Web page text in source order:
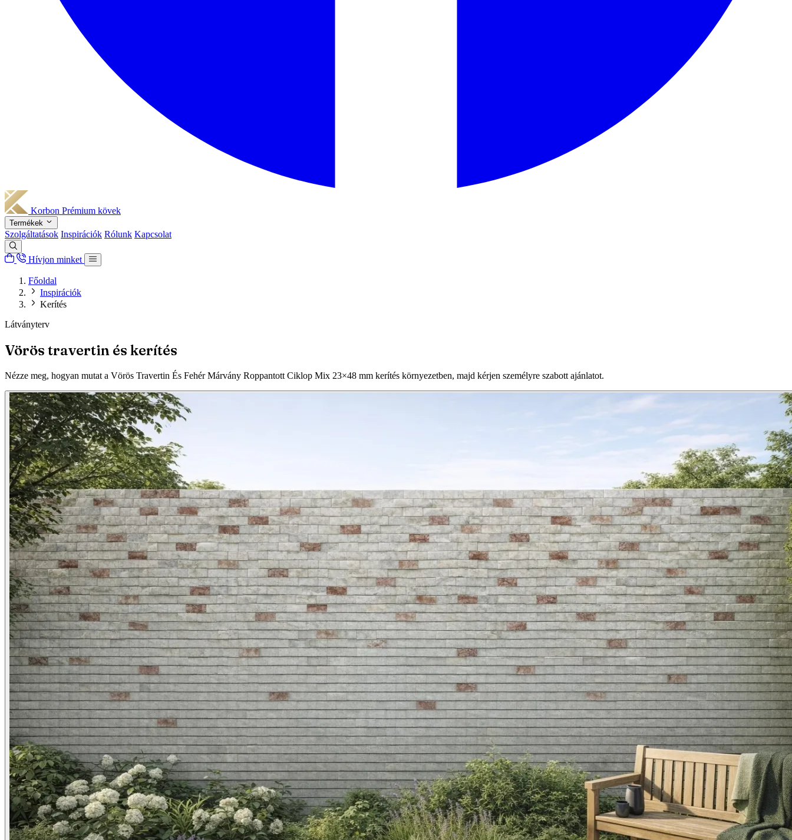
Korbon Prémium kövek
Termékek
Szolgáltatások Inspirációk Rólunk Kapcsolat
Hívjon minket
Főoldal
Inspirációk
Kerítés
Látványterv
Vörös travertin és kerítés
Nézze meg, hogyan mutat a Vörös Travertin És Fehér Márvány Roppantott Ciklop Mix 23×48 mm kerítés környezetben, majd kérjen személyre szabott ajánlatot.